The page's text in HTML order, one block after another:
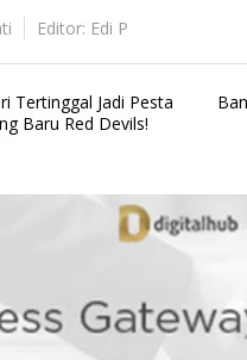
Editor: Edi P
Tertinggal Jadi Pesta
Baru Red Devils!